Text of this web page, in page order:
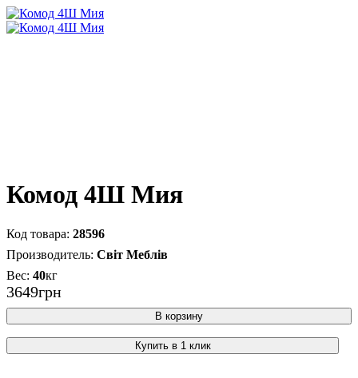
Комод 4Ш Мия
28596
Світ Меблів
40кг
3649грн
В корзину
Купить в 1 клик